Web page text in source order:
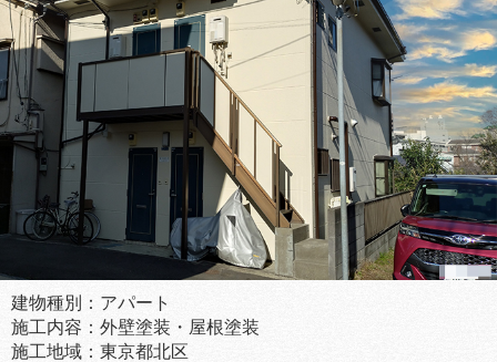
建物種別：アパート
施工内容：外壁塗装・屋根塗装
施工地域：東京都北区